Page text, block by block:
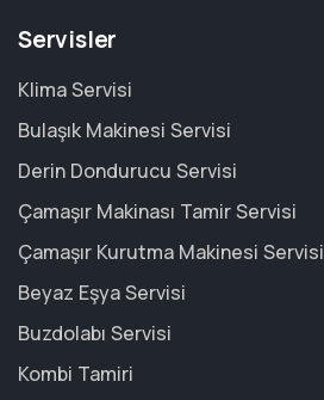
Servisler
Klima Servisi
Bulaşık Makinesi Servisi
Derin Dondurucu Servisi
Çamaşır Makinası Tamir Servisi
Çamaşır Kurutma Makinesi Servisi
Beyaz Eşya Servisi
Buzdolabı Servisi
Kombi Tamiri